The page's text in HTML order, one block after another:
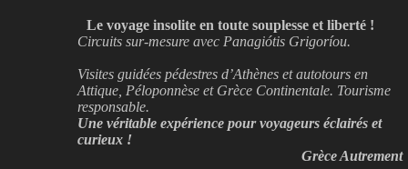
Le voyage insolite en toute souplesse et liberté !
Circuits sur-mesure avec Panagiótis Grigoríou.
Visites guidées pédestres d’Athènes et autotours en
Attique, Péloponnèse et Grèce Continentale. Tourisme
responsable.
Une véritable expérience pour voyageurs éclairés et
curieux !
Grèce Autrement